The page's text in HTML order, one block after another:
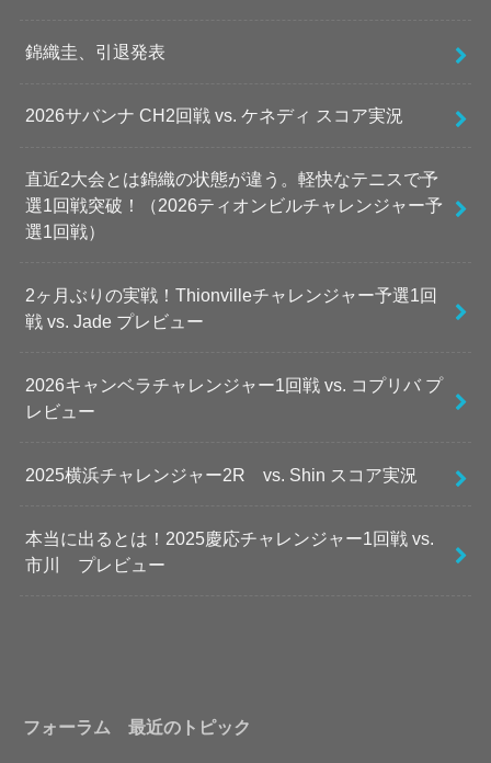
錦織圭、引退発表
2026サバンナ CH2回戦 vs. ケネディ スコア実況
直近2大会とは錦織の状態が違う。軽快なテニスで予
選1回戦突破！（2026ティオンビルチャレンジャー予
選1回戦）
2ヶ月ぶりの実戦！Thionvilleチャレンジャー予選1回
戦 vs. Jade プレビュー
2026キャンベラチャレンジャー1回戦 vs. コプリバ プ
レビュー
2025横浜チャレンジャー2R vs. Shin スコア実況
本当に出るとは！2025慶応チャレンジャー1回戦 vs.
市川 プレビュー
フォーラム 最近のトピック